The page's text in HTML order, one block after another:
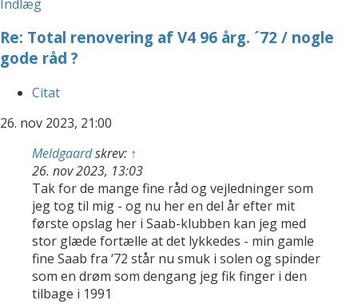
Indlæg
Re: Total renovering af V4 96 årg. ´72 / nogle
gode råd ?
Citat
26. nov 2023, 21:00
Meldgaardskrev: ↑
26. nov 2023, 13:03
Tak for de mange fine råd og vejledninger som
jeg tog til mig - og nu her en del år efter mit
første opslag her i Saab-klubben kan jeg med
stor glæde fortælle at det lykkedes - min gamle
fine Saab fra ‘72 står nu smuk i solen og spinder
som en drøm som dengang jeg fik finger i den
tilbage i 1991